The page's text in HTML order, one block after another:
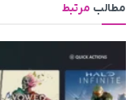
مطالب مرتبط